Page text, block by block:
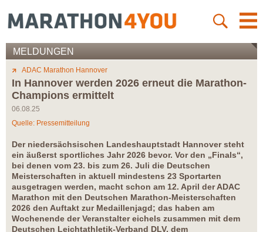
MELDUNGEN
ADAC Marathon Hannover
In Hannover werden 2026 erneut die Marathon-
Champions ermittelt
06.08.25
Quelle: Pressemitteilung
Der niedersächsischen Landeshauptstadt Hannover steht
ein äußerst sportliches Jahr 2026 bevor. Vor den „Finals“,
bei denen vom 23. bis zum 26. Juli die Deutschen
Meisterschaften in aktuell mindestens 23 Sportarten
ausgetragen werden, macht schon am 12. April der ADAC
Marathon mit den Deutschen Marathon-Meisterschaften
2026 den Auftakt zur Medaillenjagd; das haben am
Wochenende der Veranstalter eichels zusammen mit dem
Deutschen Leichtathletik-Verband DLV, dem